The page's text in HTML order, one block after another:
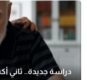
دراسة جديدة.. ثاني